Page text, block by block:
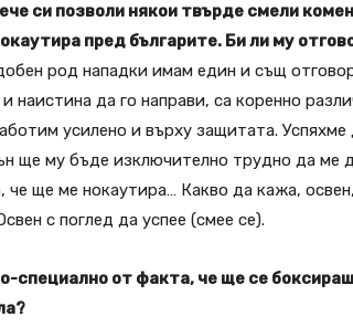
си позволи някои твърде смели
пред българите. Би ли му
род нападки имам един и същ
наистина да го направи, са коренно
усилено и върху защитата.
ще му бъде изключително трудно да ме
че ще ме нокаутира… Какво да кажа,
с поглед да успее (смее се).
специално от факта, че ще се